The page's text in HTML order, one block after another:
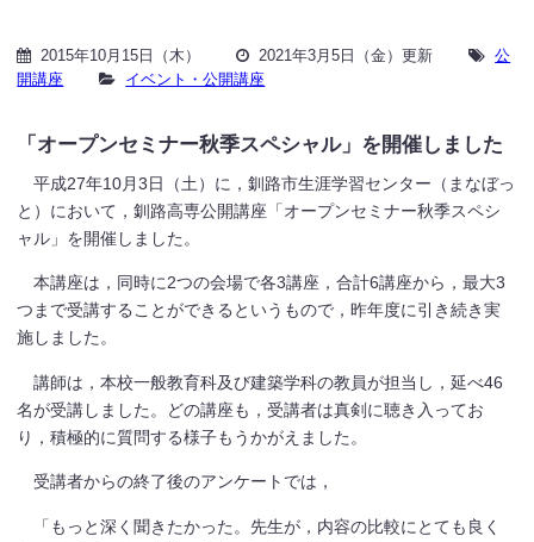
2015年10月15日（木） 2021年3月5日（金）更新
公
開講座
イベント・公開講座
「オープンセミナー秋季スペシャル」を開催しました
平成27年10月3日（土）に，釧路市生涯学習センター（まなぼっ
と）において，釧路高専公開講座「オープンセミナー秋季スペシ
ャル」を開催しました。
本講座は，同時に2つの会場で各3講座，合計6講座から，最大3
つまで受講することができるというもので，昨年度に引き続き実
施しました。
講師は，本校一般教育科及び建築学科の教員が担当し，延べ46
名が受講しました。どの講座も，受講者は真剣に聴き入ってお
り，積極的に質問する様子もうかがえました。
受講者からの終了後のアンケートでは，
「もっと深く聞きたかった。先生が，内容の比較にとても良く